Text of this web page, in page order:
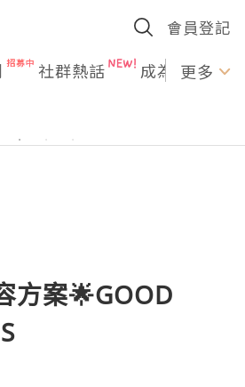
會員登記
社群熱話 成為U更多
方案🌟GOOD